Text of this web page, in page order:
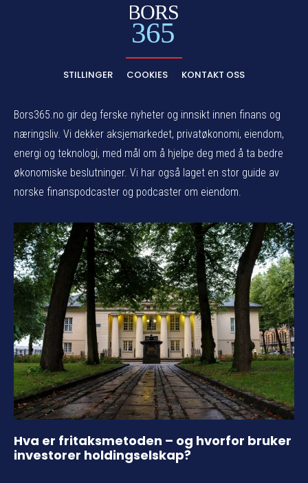
BORS
365
STILLINGER COOKIES KONTAKT OSS
Bors365.no gir deg ferske nyheter og innsikt innen finans og
næringsliv. Vi dekker aksjemarkedet, privatøkonomi, eiendom,
energi og teknologi, med mål om å hjelpe deg med å ta bedre
økonomiske beslutninger. Vi har også laget en stor guide av
norske finanspodcaster og podcaster om eiendom.
Hva er fritaksmetoden – og hvorfor bruker
investorer holdingselskap?